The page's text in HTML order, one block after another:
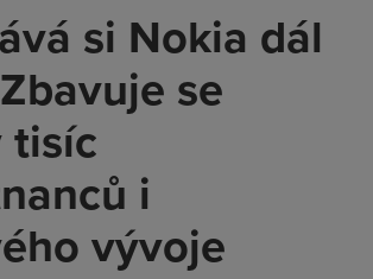
si Nokia dál
se
tisíc
i
vývoje